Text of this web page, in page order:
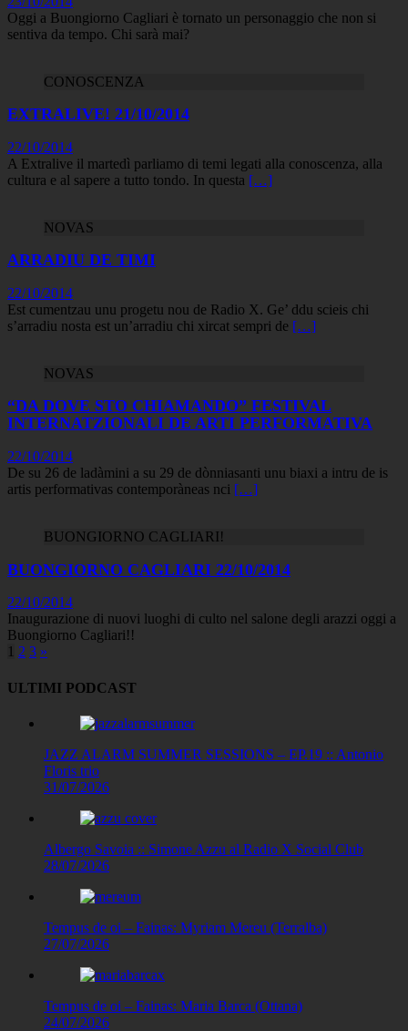
Oggi a Buongiorno Cagliari è tornato un personaggio che non si
sentiva da tempo. Chi sarà mai?
CONOSCENZA
EXTRALIVE! 21/10/2014
22/10/2014
A Extralive il martedì parliamo di temi legati alla conoscenza, alla
cultura e al sapere a tutto tondo. In questa […]
NOVAS
ARRADIU DE TIMI
22/10/2014
Est cumentzau unu progetu nou de Radio X. Ge’ ddu scieis chi
s’arradiu nosta est un’arradiu chi xircat sempri de […]
NOVAS
“DA DOVE STO CHIAMANDO” FESTIVAL
INTERNATZIONALI DE ARTI PERFORMATIVA
22/10/2014
De su 26 de ladàmini a su 29 de dònniasanti unu biaxi a intru de is
artis performativas contemporàneas nci […]
BUONGIORNO CAGLIARI!
BUONGIORNO CAGLIARI 22/10/2014
22/10/2014
Inaugurazione di nuovi luoghi di culto nel salone degli arazzi oggi a
Buongiorno Cagliari!!
Paginazione
degli
1 2 3 »
ULTIMI PODCAST
JAZZ ALARM SUMMER SESSIONS – EP.19 :: Antonio
Floris trio
31/07/2026
Albergo Savoia :: Simone Azzu al Radio X Social Club
28/07/2026
Tempus de oi – Fainas: Myriam Mereu (Terralba)
27/07/2026
Tempus de oi – Fainas: Maria Barca (Ottana)
24/07/2026